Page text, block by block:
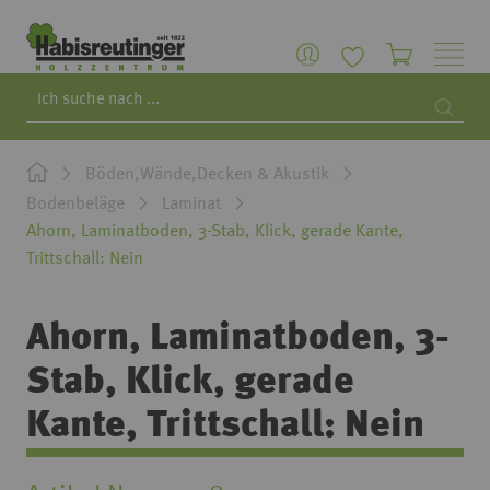
Böden,Wände,Decken & Akustik
Bodenbeläge
Laminat
Ahorn, Laminatboden, 3-Stab, Klick, gerade Kante,
Trittschall: Nein
Ahorn, Laminatboden, 3-
Stab, Klick, gerade
Kante, Trittschall: Nein